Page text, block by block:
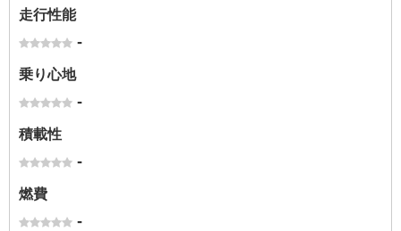
走行性能
-
乗り心地
-
積載性
-
燃費
-